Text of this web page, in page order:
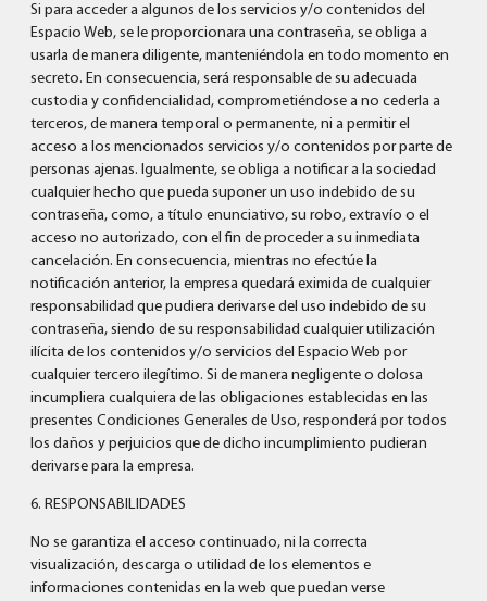
Si para acceder a algunos de los servicios y/o contenidos del
Espacio Web, se le proporcionara una contraseña, se obliga a
usarla de manera diligente, manteniéndola en todo momento en
secreto. En consecuencia, será responsable de su adecuada
custodia y confidencialidad, comprometiéndose a no cederla a
terceros, de manera temporal o permanente, ni a permitir el
acceso a los mencionados servicios y/o contenidos por parte de
personas ajenas. Igualmente, se obliga a notificar a la sociedad
cualquier hecho que pueda suponer un uso indebido de su
contraseña, como, a título enunciativo, su robo, extravío o el
acceso no autorizado, con el fin de proceder a su inmediata
cancelación. En consecuencia, mientras no efectúe la
notificación anterior, la empresa quedará eximida de cualquier
responsabilidad que pudiera derivarse del uso indebido de su
contraseña, siendo de su responsabilidad cualquier utilización
ilícita de los contenidos y/o servicios del Espacio Web por
cualquier tercero ilegítimo. Si de manera negligente o dolosa
incumpliera cualquiera de las obligaciones establecidas en las
presentes Condiciones Generales de Uso, responderá por todos
los daños y perjuicios que de dicho incumplimiento pudieran
derivarse para la empresa.
6. RESPONSABILIDADES
No se garantiza el acceso continuado, ni la correcta
visualización, descarga o utilidad de los elementos e
informaciones contenidas en la web que puedan verse